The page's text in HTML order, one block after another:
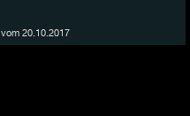
vom 20.10.2017